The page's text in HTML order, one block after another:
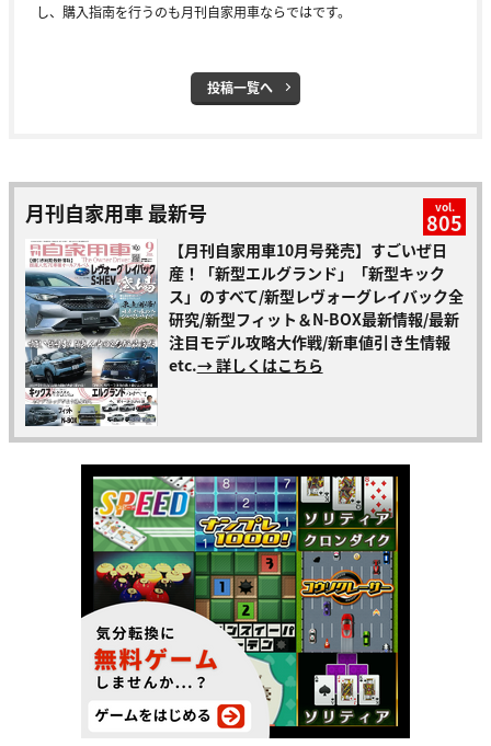
し、購入指南を行うのも月刊自家用車ならではです。
投稿一覧へ
月刊自家用車 最新号 vol.
805
【月刊自家用車10月号発売】すごいぜ日
産！「新型エルグランド」「新型キック
ス」のすべて/新型レヴォーグレイバック全
研究/新型フィット＆N-BOX最新情報/最新
注目モデル攻略大作戦/新車値引き生情報
etc.→ 詳しくはこちら